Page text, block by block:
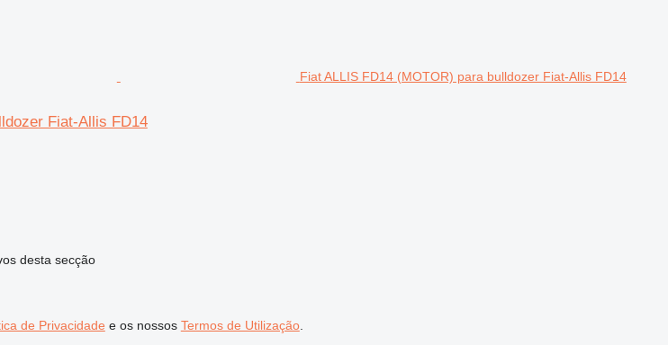
Fiat ALLIS FD14 (MOTOR) para bulldozer Fiat-Allis FD14
Fiat-Allis FD14
desta secção
de Privacidade e os nossos Termos de Utilização.